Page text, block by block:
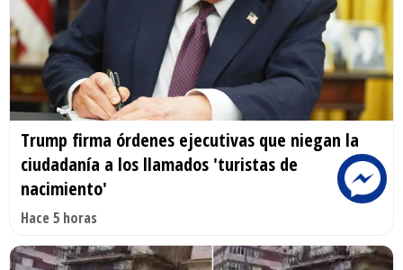
Trump firma órdenes ejecutivas que niegan la
ciudadanía a los llamados 'turistas de
nacimiento'
Hace 5 horas